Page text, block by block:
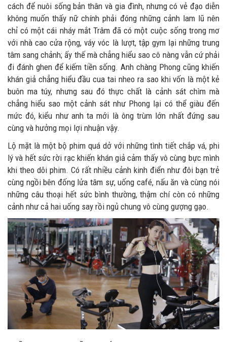
cách để nuôi sống bản thân và gia đình, nhưng có vẻ đạo diễn
không muốn thấy nữ chính phải đóng những cảnh lam lũ nên
chỉ có một cái nháy mắt Trâm đã có một cuộc sống trong mơ
với nhà cao cửa rộng, váy vóc là lượt, tập gym lại những trung
tâm sang chảnh; ấy thế mà chẳng hiểu sao cô nàng vẫn cứ phải
đi đánh ghen để kiếm tiền sống. Anh chàng Phong cũng khiến
khán giả chẳng hiểu đầu cua tai nheo ra sao khi vốn là một kẻ
buôn ma túy, nhưng sau đó thực chất là cảnh sát chìm mà
chẳng hiểu sao một cảnh sát như Phong lại có thể giàu đến
mức đó, kiểu như anh ta mới là ông trùm lớn nhất đứng sau
cùng và hưởng mọi lợi nhuận vậy.
Lộ mặt là một bộ phim quá dở với những tình tiết chắp vá, phi
lý và hết sức rời rạc khiến khán giả cảm thấy vô cùng bực mình
khi theo dõi phim. Có rất nhiều cảnh kinh điển như đôi bạn trẻ
cùng ngồi bên đống lửa tâm sự, uống café, nấu ăn và cùng nói
những câu thoại hết sức bình thường, thậm chí còn có những
cảnh như cả hai uống say rồi ngủ chung vô cùng gượng gạo.